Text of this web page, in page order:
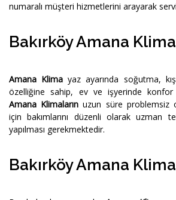
numaralı müşteri hizmetlerini arayarak
Bakırköy Amana
Amana Klima yaz ayarında soğutma,
özelliğine sahip, ev ve işyerinde konfor
Amana Klimaların uzun süre problemsiz
için bakımlarını düzenli olarak uzman
yapılması gerekmektedir.
Bakırköy Amana Klima